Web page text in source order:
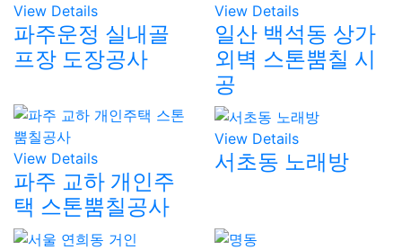
View Details
파주운정 실내골
프장 도장공사
View Details
일산 백석동 상가
외벽 스톤뿜칠 시
공
View Details
파주 교하 개인주
택 스톤뿜칠공사
View Details
서초동 노래방